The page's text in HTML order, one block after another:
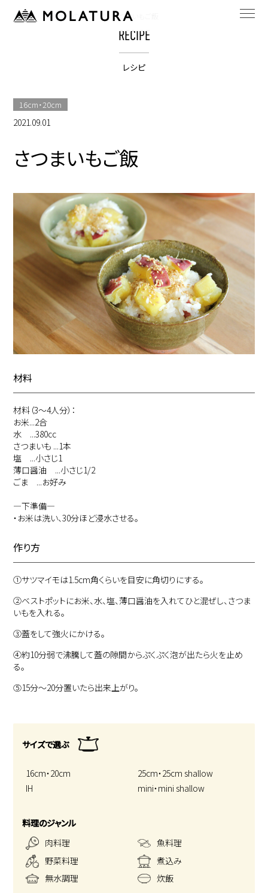
HOME bestpotのレシピ さつまいもご飯
RECIPE
レシピ
16cm・20cm
2021.09.01
さつまいもご飯
材料
材料（3～4人分）：
お米...2合
水 ...380cc
さつまいも ...1本
塩 ...小さじ1
薄口醤油 ...小さじ1/2
ごま ...お好み
―下準備―
・お米は洗い、30分ほど浸水させる。
作り方
①サツマイモは1.5cm角くらいを目安に角切りにする。
②ベストポットにお米、水、塩、薄口醤油を入れてひと混ぜし、さつま
いもを入れる。
③蓋をして強火にかける。
④約10分弱で沸騰して蓋の隙間からぷくぷく泡が出たら火を止め
る。
⑤15分～20分置いたら出来上がり。
サイズで選ぶ
16cm・20cm
25cm・25cm shallow
IH
mini・mini shallow
料理のジャンル
肉料理
魚料理
野菜料理
煮込み
無水調理
炊飯